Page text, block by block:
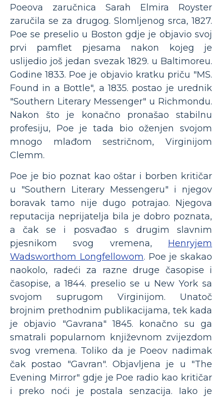
Poeova zaručnica Sarah Elmira Royster
zaručila se za drugog. Slomljenog srca, 1827.
Poe se preselio u Boston gdje je objavio svoj
prvi pamflet pjesama nakon kojeg je
uslijedio još jedan svezak 1829. u Baltimoreu.
Godine 1833. Poe je objavio kratku priču "MS.
Found in a Bottle", a 1835. postao je urednik
"Southern Literary Messenger" u Richmondu.
Nakon što je konačno pronašao stabilnu
profesiju, Poe je tada bio oženjen svojom
mnogo mlađom sestričnom, Virginijom
Clemm.
Poe je bio poznat kao oštar i borben kritičar
u "Southern Literary Messengeru" i njegov
boravak tamo nije dugo potrajao. Njegova
reputacija neprijatelja bila je dobro poznata,
a čak se i posvađao s drugim slavnim
pjesnikom svog vremena, Henryjem
Wadsworthom Longfellowom. Poe je skakao
naokolo, radeći za razne druge časopise i
časopise, a 1844. preselio se u New York sa
svojom suprugom Virginijom. Unatoč
brojnim prethodnim publikacijama, tek kada
je objavio "Gavrana" 1845. konačno su ga
smatrali popularnom književnom zvijezdom
svog vremena. Toliko da je Poeov nadimak
čak postao "Gavran". Objavljena je u "The
Evening Mirror" gdje je Poe radio kao kritičar
i preko noći je postala senzacija. Iako je